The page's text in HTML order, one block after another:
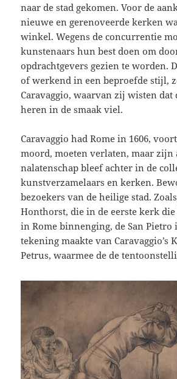
naar de stad gekomen. Voor de
nieuwe en gerenoveerde kerken
winkel. Wegens de concurrentie
kunstenaars hun best doen om
opdrachtgevers gezien te worden.
of werkend in een beproefde stijl,
Caravaggio, waarvan zij wisten dat
heren in de smaak viel.
Caravaggio had Rome in 1606,
moord, moeten verlaten, maar zijn
nalatenschap bleef achter in de
kunstverzamelaars en kerken.
bezoekers van de heilige stad.
Honthorst, die in de eerste kerk
in Rome binnenging, de San
tekening maakte van Caravaggio’s
Petrus, waarmee de de